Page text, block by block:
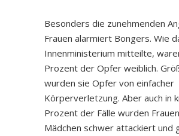
Besonders die zunehmenden
Frauen alarmiert Bongers. Wie
Innenministerium mitteilte,
Prozent der Opfer weiblich.
wurden sie Opfer von einfacher
Körperverletzung. Aber auch in
Prozent der Fälle wurden
Mädchen schwer attackiert und